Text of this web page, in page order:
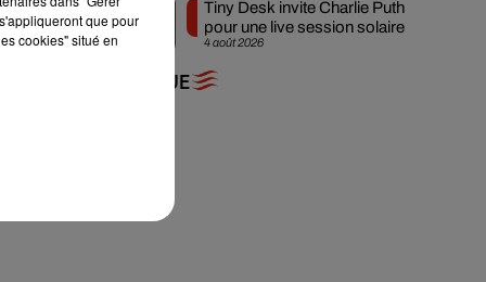
4 août 2026
Tiny Desk invite Charlie Puth
pour une live session solaire
+ DE MUSIQUE
que pour
cookies" situé en